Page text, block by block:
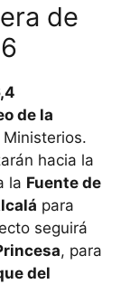
de
de la
hacia la
la Fuente de
para
seguirá
, para
del